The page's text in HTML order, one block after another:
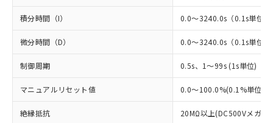
積分時間（I） 0.0～3240.0s（0.1s単位）
微分時間（D） 0.0～3240.0s（0.1s単位）
制御周期 0.5s、1～99s (1s単位)
マニュアルリセット値 0.0～100.0%(0.1%単位)
絶縁抵抗 20MΩ以上(DC500Vメガに